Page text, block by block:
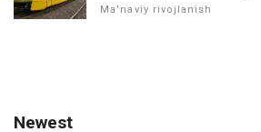
Ma'naviy rivojlanish
Newest